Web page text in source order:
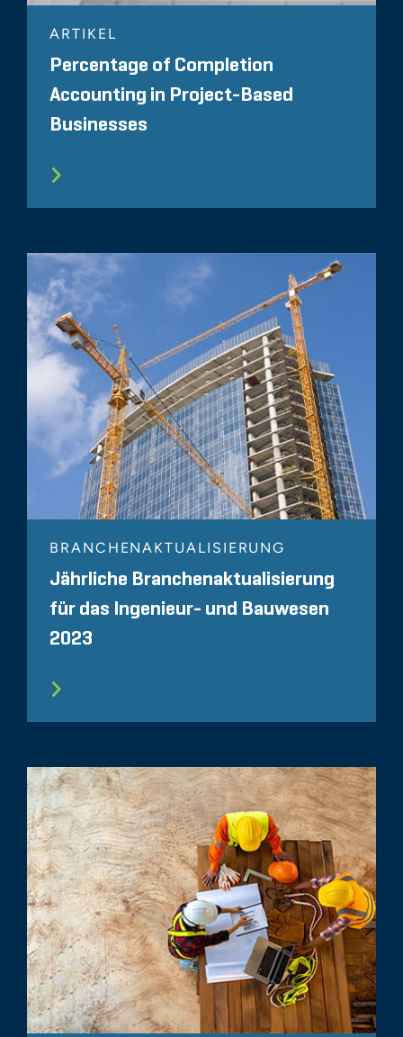
ARTIKEL
Percentage of Completion
Accounting in Project-Based
Businesses
BRANCHENAKTUALISIERUNG
Jährliche Branchenaktualisierung
für das Ingenieur- und Bauwesen
2023